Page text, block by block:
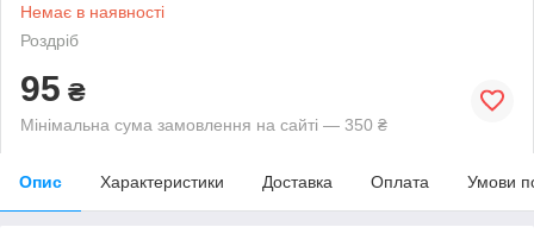
Немає в наявності
Роздріб
95 ₴
Мінімальна сума замовлення на сайті — 350 ₴
Опис Характеристики Доставка Оплата Умови